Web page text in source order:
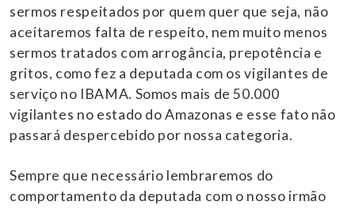
sermos respeitados por quem quer que seja, não
aceitaremos falta de respeito, nem muito menos
sermos tratados com arrogância, prepotência e
gritos, como fez a deputada com os vigilantes de
serviço no IBAMA. Somos mais de 50.000
vigilantes no estado do Amazonas e esse fato não
passará despercebido por nossa categoria.
Sempre que necessário lembraremos do
comportamento da deputada com o nosso irmão